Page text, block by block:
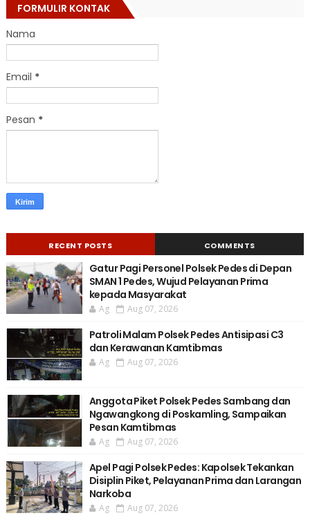
FORMULIR KONTAK
Nama
Email *
Pesan *
RECENT POSTS COMMENTS
Gatur Pagi Personel Polsek Pedes di Depan
SMAN 1 Pedes, Wujud Pelayanan Prima
kepada Masyarakat
Ag Aug 07, 2026
Patroli Malam Polsek Pedes Antisipasi C3
dan Kerawanan Kamtibmas
Ag Aug 07, 2026
Anggota Piket Polsek Pedes Sambang dan
Ngawangkong di Poskamling, Sampaikan
Pesan Kamtibmas
Ag Aug 07, 2026
Apel Pagi Polsek Pedes: Kapolsek Tekankan
Disiplin Piket, Pelayanan Prima dan Larangan
Narkoba
Ag Aug 07, 2026